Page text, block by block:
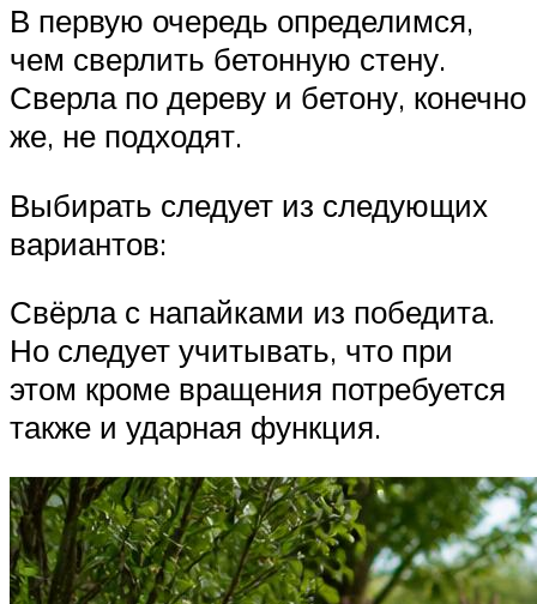
В первую очередь определимся,
чем сверлить бетонную стену.
Сверла по дереву и бетону, конечно
же, не подходят.
Выбирать следует из следующих
вариантов:
Свёрла с напайками из победита.
Но следует учитывать, что при
этом кроме вращения потребуется
также и ударная функция.